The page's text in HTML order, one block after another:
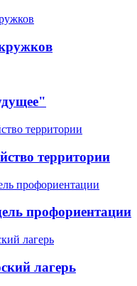
территории
профориентации
лагерь